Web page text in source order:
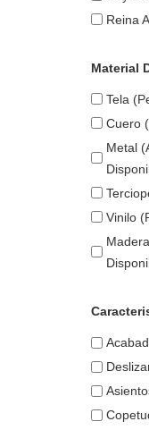
Reina
Material
Tela
Cuero
Metal
Vinilo